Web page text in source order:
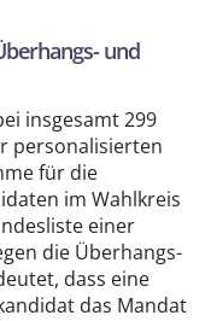
und
insgesamt 299
personalisierten
für die
im Wahlkreis
einer
die Überhangs-
dass eine
das Mandat